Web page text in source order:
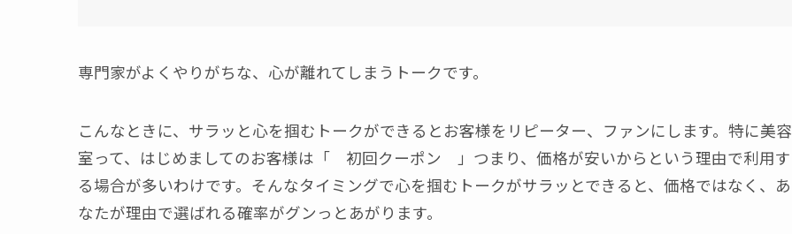
専門家がよくやりがちな、心が離れてしまうトークです。
こんなときに、サラッと心を掴むトークができるとお客様をリピーター、ファンにします。特に美容
室って、はじめましてのお客様は「 初回クーポン 」つまり、価格が安いからという理由で利用す
る場合が多いわけです。そんなタイミングで心を掴むトークがサラッとできると、価格ではなく、あ
なたが理由で選ばれる確率がグンっとあがります。